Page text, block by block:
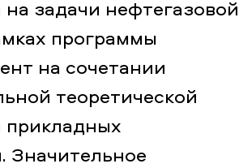
задачи нефтегазовой
программы
на сочетании
теоретической
прикладных
Значительное